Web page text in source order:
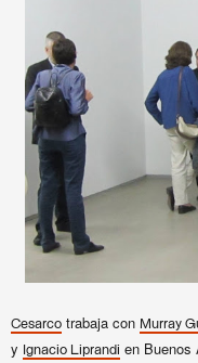
Cesarco trabaja con Murray
y
Ignacio Liprandi en Buenos